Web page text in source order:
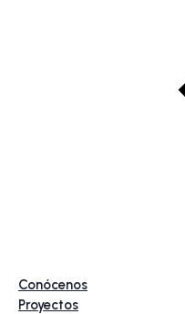
Conócenos
Proyectos